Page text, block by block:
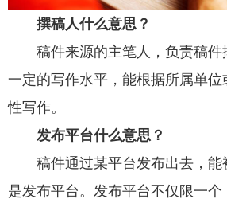
撰稿人什么意思？
稿件来源的主笔人，负责稿件
一定的写作水平，能根据所属单位
性写作。
发布平台什么意思？
稿件通过某平台发布出去，能
是发布平台。发布平台不仅限一